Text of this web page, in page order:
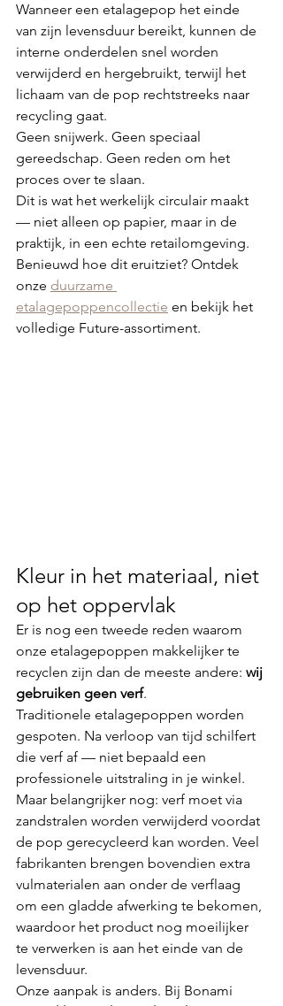
Wanneer een etalagepop het einde
van zijn levensduur bereikt, kunnen de
interne onderdelen snel worden
verwijderd en hergebruikt, terwijl het
lichaam van de pop rechtstreeks naar
recycling gaat.
Geen snijwerk. Geen speciaal
gereedschap. Geen reden om het
proces over te slaan.
Dit is wat het werkelijk circulair maakt
— niet alleen op papier, maar in de
praktijk, in een echte retailomgeving.
Benieuwd hoe dit eruitziet? Ontdek
onze duurzame
etalagepoppencollectie en bekijk het
volledige Future-assortiment.
Kleur in het materiaal, niet
op het oppervlak
Er is nog een tweede reden waarom
onze etalagepoppen makkelijker te
recyclen zijn dan de meeste andere: wij
gebruiken geen verf.
Traditionele etalagepoppen worden
gespoten. Na verloop van tijd schilfert
die verf af — niet bepaald een
professionele uitstraling in je winkel.
Maar belangrijker nog: verf moet via
zandstralen worden verwijderd voordat
de pop gerecycleerd kan worden. Veel
fabrikanten brengen bovendien extra
vulmaterialen aan onder de verflaag
om een gladde afwerking te bekomen,
waardoor het product nog moeilijker
te verwerken is aan het einde van de
levensduur.
Onze aanpak is anders. Bij Bonami